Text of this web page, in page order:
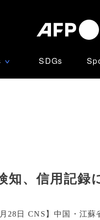
∨ SDGs
知、信用記録
月28日 CNS】中国・江蘇